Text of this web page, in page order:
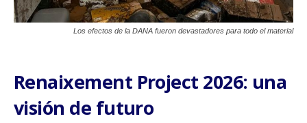
Los efectos de la DANA fueron devastadores para todo el material
Renaixement Project 2026: una
visión de futuro